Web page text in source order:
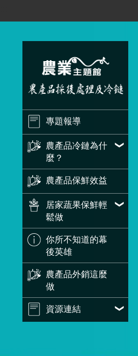
農業知識入口網
專題報導
農產品冷鏈為什
麼？
農產品保鮮效益
居家蔬果保鮮輕
鬆做
你所不知道的幕
後英雄
農產品外銷這麼
做
資源連結